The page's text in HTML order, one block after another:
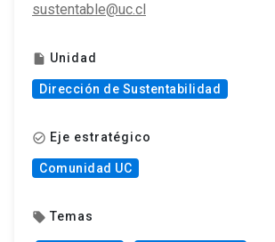
sustentable@uc.cl
insert_drive_file Unidad
Dirección de Sustentabilidad
check_circle_outline Eje estratégico
Comunidad UC
local_offer Temas